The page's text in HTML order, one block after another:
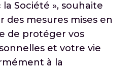
Société », souhaite
des mesures mises en
de protéger vos
et votre vie
à la